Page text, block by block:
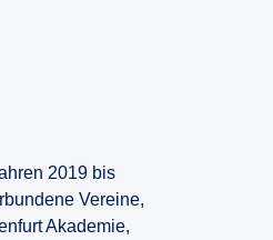
2019 bis
Vereine,
Akademie,